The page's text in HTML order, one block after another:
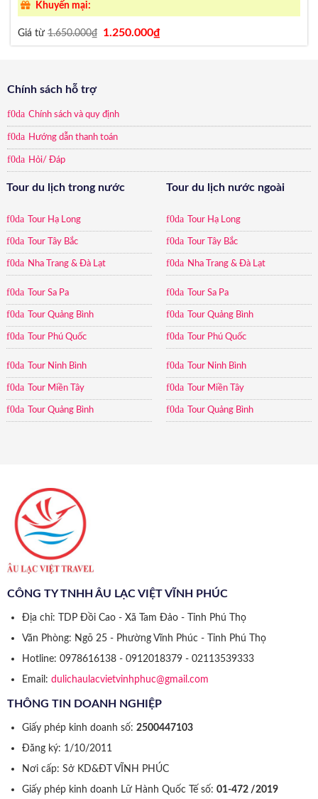
Khuyến mại:
Giá từ1.650.000₫
Giá
là:
1.250.000₫Giá
hiện
tại
Chính sách hỗ trợ
Chính sách và quy định
Hướng dẫn thanh toán
Hỏi/ Đáp
Tour du lịch trong nước
Tour Hạ Long
Tour Tây Bắc
Nha Trang & Đà Lạt
Tour Sa Pa
Tour Quảng Bình
Tour Phú Quốc
Tour Ninh Bình
Tour Miền Tây
Tour Quảng Bình
Tour du lịch nước ngoài
Tour Hạ Long
Tour Tây Bắc
Nha Trang & Đà Lạt
Tour Sa Pa
Tour Quảng Bình
Tour Phú Quốc
Tour Ninh Bình
Tour Miền Tây
Tour Quảng Bình
CÔNG TY TNHH ÂU LẠC VIỆT VĨNH PHÚC
Địa chỉ: TDP Đồi Cao - Xã Tam Đảo - Tỉnh Phú Thọ
Văn Phòng: Ngõ 25 - Phường Vĩnh Phúc - Tỉnh Phú Thọ
Hotline: 0978616138 - 0912018379 - 02113539333
Email: dulichaulacvietvinhphuc@gmail.com
THÔNG TIN DOANH NGHIỆP
Giấy phép kinh doanh số: 2500447103
Đăng ký: 1/10/2011
Nơi cấp: Sở KD&ĐT VĨNH PHÚC
Giấy phép kinh doanh Lữ Hành Quốc Tế số: 01-472 /2019